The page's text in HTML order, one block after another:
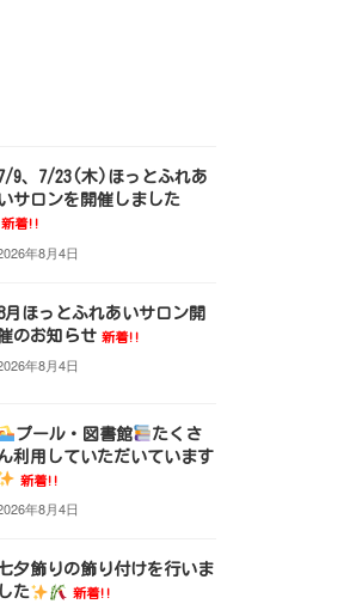
7/9、7/23(木)ほっとふれあ
サロンを開催しました
新着!!
年8月4日
月ほっとふれあいサロン開
のお知らせ 新着!!
年8月4日
プール・図書館
たくさ
利用していただいています
新着!!
年8月4日
夕飾りの飾り付けを行いま
した
新着!!